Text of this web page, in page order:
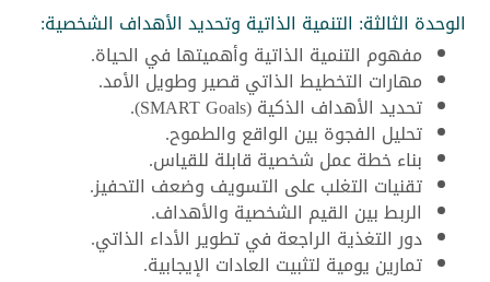
الوحدة الثالثة: التنمية الذاتية وتحديد الأهداف الشخصية:
مفهوم التنمية الذاتية وأهميتها في الحياة.
مهارات التخطيط الذاتي قصير وطويل الأمد.
تحديد الأهداف الذكية (SMART Goals).
تحليل الفجوة بين الواقع والطموح.
بناء خطة عمل شخصية قابلة للقياس.
تقنيات التغلب على التسويف وضعف التحفيز.
الربط بين القيم الشخصية والأهداف.
دور التغذية الراجعة في تطوير الأداء الذاتي.
تمارين يومية لتثبيت العادات الإيجابية.